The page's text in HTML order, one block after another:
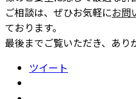
ご相談は、ぜひお気軽にお問
ております。
最後までご覧いただき、あり
ツイート